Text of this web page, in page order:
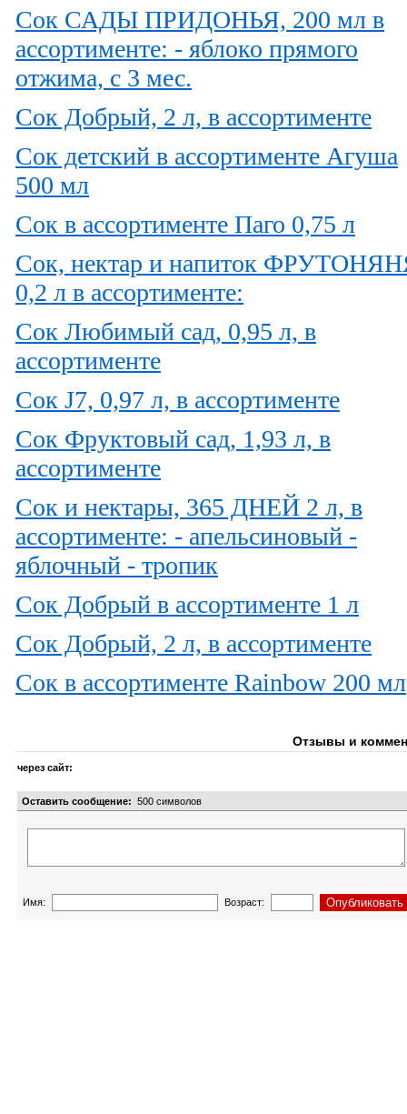
Сок САДЫ ПРИДОНЬЯ, 200 мл в
ассортименте: - яблоко прямого
отжима, с 3 мес.
Сок Добрый, 2 л, в ассортименте
Сок детский в ассортименте Агуша
500 мл
Сок в ассортименте Паго 0,75 л
Сок, нектар и напиток
0,2 л в ассортименте:
Сок Любимый сад, 0,95 л, в
ассортименте
Сок J7, 0,97 л, в ассортименте
Сок Фруктовый сад, 1,93 л, в
ассортименте
Сок и нектары, 365 ДНЕЙ 2 л, в
ассортименте: - апельсиновый -
яблочный - тропик
Сок Добрый в ассортименте 1 л
Сок Добрый, 2 л, в ассортименте
Сок в ассортименте Rainbow 200 мл
Отзывы и
через сайт:
Оставить сообщение: 500 символов
Имя: Возраст: